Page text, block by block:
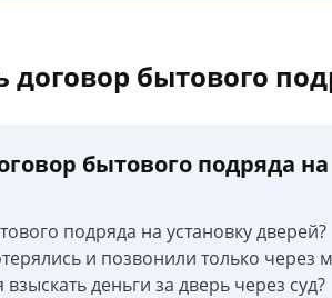
бытового
бытового подряда на
подряда на установку дверей?
и позвонили только через
деньги за дверь через суд?